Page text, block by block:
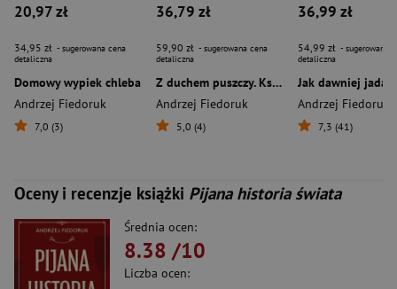
20,97 zł
34,95 zł - sugerowana cena
detaliczna
Domowy wypiek chleba
Andrzej Fiedoruk
7,0 (3)
36,79 zł
59,90 zł - sugerowana cena
detaliczna
Z duchem puszczy. Książka o podlaskim bimbrze
Andrzej Fiedoruk
5,0 (4)
36,99 zł
54,99 zł - sugerowana
detaliczna
Jak dawniej
Andrzej Fiedoruk
7,3 (41)
Oceny i recenzje książki Pijana historia świata
Średnia ocen:
8.38 /10
Liczba ocen: